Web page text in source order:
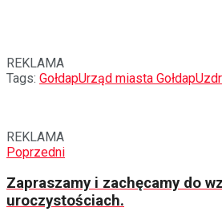
REKLAMA
Tags: GołdapUrząd miasta Gołdap
REKLAMA
Poprzedni
Zapraszamy i zachęcamy do
uroczystościach.